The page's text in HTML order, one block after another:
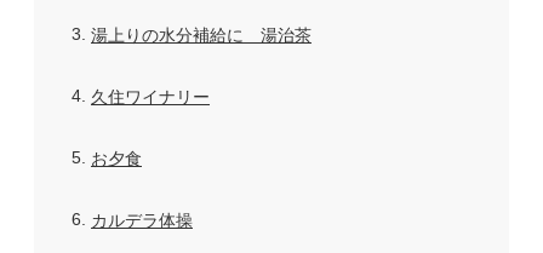
3 湯上りの水分補給に 湯治茶
4 久住ワイナリー
5 お夕食
6 カルデラ体操